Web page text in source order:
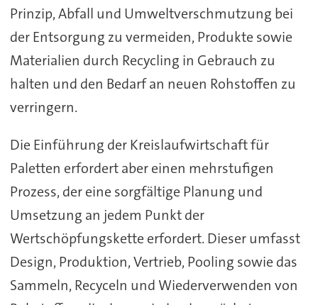
Prinzip, Abfall und Umweltverschmutzung bei
der Entsorgung zu vermeiden, Produkte sowie
Materialien durch Recycling in Gebrauch zu
halten und den Bedarf an neuen Rohstoffen zu
verringern.
Die Einführung der Kreislaufwirtschaft für
Paletten erfordert aber einen mehrstufigen
Prozess, der eine sorgfältige Planung und
Umsetzung an jedem Punkt der
Wertschöpfungskette erfordert. Dieser umfasst
Design, Produktion, Vertrieb, Pooling sowie das
Sammeln, Recyceln und Wiederverwenden von